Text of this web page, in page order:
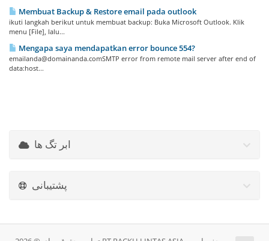
Membuat Backup & Restore email pada outlook
ikuti langkah berikut untuk membuat backup: Buka Microsoft Outlook. Klik
menu [File], lalu...
Mengapa saya mendapatkan error bounce 554?
emailanda@domainanda.comSMTP error from remote mail server after end of
data:host...
ابر تگ ها
پشتیبانی